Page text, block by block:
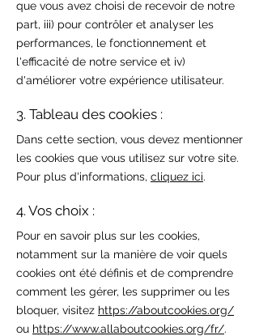
que vous avez choisi de recevoir de notre
part, iii) pour contrôler et analyser les
performances, le fonctionnement et
l'efficacité de notre service et iv)
d'améliorer votre expérience utilisateur.
3. Tableau des cookies :
Dans cette section, vous devez mentionner
les cookies que vous utilisez sur votre site.
Pour plus d'informations, cliquez ici.
4. Vos choix :
Pour en savoir plus sur les cookies,
notamment sur la manière de voir quels
cookies ont été définis et de comprendre
comment les gérer, les supprimer ou les
bloquer, visitez https://aboutcookies.org/
ou https://www.allaboutcookies.org/fr/.